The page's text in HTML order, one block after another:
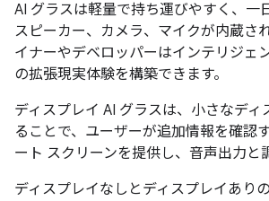
AI グラスは軽量で持ち運びやすく、一
スピーカー、カメラ、マイクが内蔵さ
イナーやデベロッパーはインテリジェ
の拡張現実体験を構築できます。
ディスプレイ AI グラスは、小さなディ
ることで、ユーザーが追加情報を確認
ート スクリーンを提供し、音声出力と
ディスプレイなしとディスプレイあり